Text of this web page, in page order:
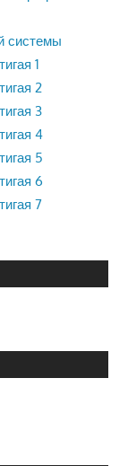
системы
1
2
3
4
5
6
7